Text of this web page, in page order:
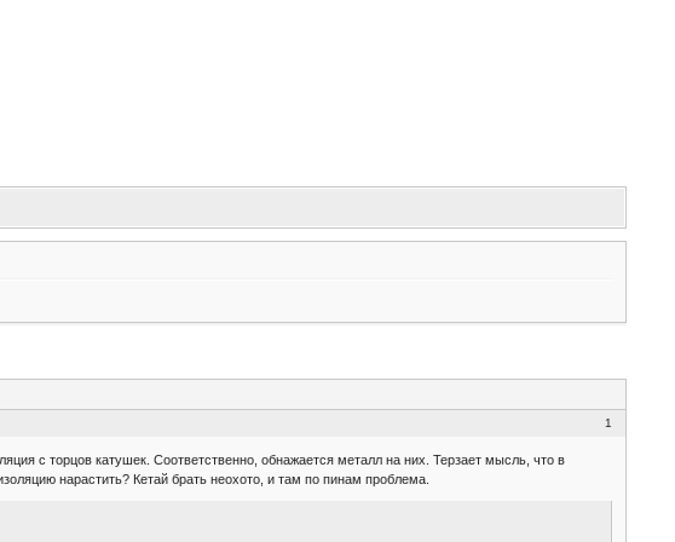
1
с торцов катушек. Соответственно, обнажается металл на них. Терзает мысль, что в
нарастить? Кетай брать неохото, и там по пинам проблема.